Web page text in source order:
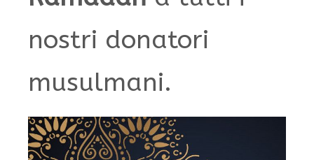
nostri donatori
musulmani.